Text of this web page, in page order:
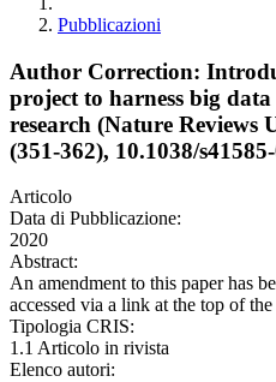
Pubblicazioni
Author Correction:
project to harness big
research (Nature Reviews
(351-362), 10.1038/
Articolo
Data di Pubblicazione:
2020
Abstract:
An amendment to this paper has
accessed via a link at the top of the
Tipologia CRIS:
1.1 Articolo in rivista
Elenco autori: